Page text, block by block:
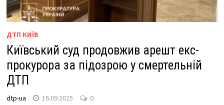
ДТП КИЇВ
Київський суд продовжив арешт екс-
прокурора за підозрою у смертельній
ДТП
dtp-ua 16.09.2025 0